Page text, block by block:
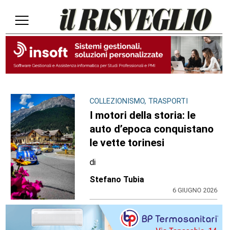
COLLEZIONISMO, TRASPORTI
I motori della storia: le
auto d’epoca conquistano
le vette torinesi
di
Stefano Tubia
6 GIUGNO 2026